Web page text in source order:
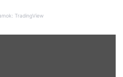
TradingView